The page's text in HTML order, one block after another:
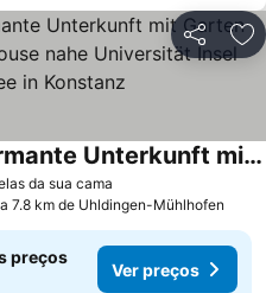
Partilhar
da sua cama
seeglueck OASE - Charmante Unterkunft mit Garten Gästezimmern und Tiny House nahe Universität Insel Mainau und See in Konstanz
7.8 km de Uhldingen-Mühlhofen
preços
Ver preços